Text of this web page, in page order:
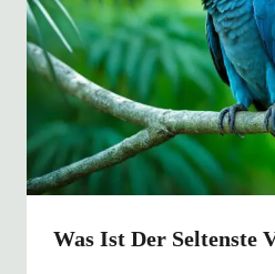
Was Ist Der Seltenste